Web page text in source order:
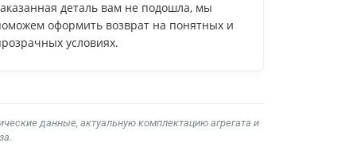
деталь вам не подошла, мы
оформить возврат на понятных и
условиях.
данные, актуальную комплектацию агрегата и